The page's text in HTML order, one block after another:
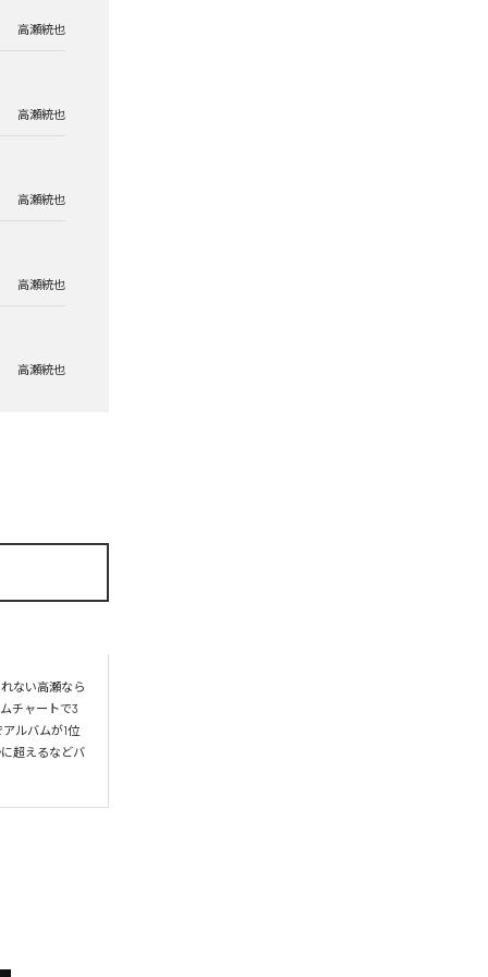
高瀬統也
高瀬統也
高瀬統也
高瀬統也
高瀬統也
ない高瀬なら
チャートで3
ルバムが1位
超えるなどバ